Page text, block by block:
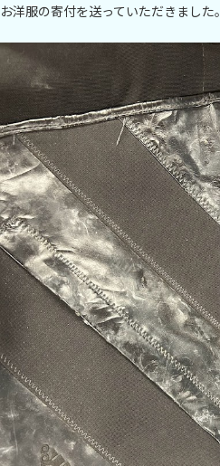
お洋服の寄付を送っていただきました。